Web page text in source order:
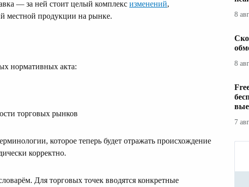
— за ней стоит целый комплекс изменений,
местной продукции на рынке.
нормативных акта:
торговых рынков
которое теперь будет отражать происхождение
корректно.
Для торговых точек вводятся конкретные
8
8
7